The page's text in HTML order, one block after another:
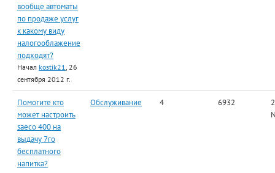
вообще автоматы
по продаже услуг
к какому виду
налогооблажение
подходят?
Начал kostik21, 26
сентября 2012 г.
Помогите кто
может настроить
saeco 400 на
выдачу 7го
бесплатного
напитка?
Обслуживание 4 6932